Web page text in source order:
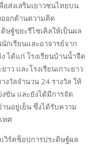
ส่งเสริมเยาวชนไทยบน
ออกด้านความคิด
ษฐ์ขยะรีไซเคิลให้เป็นผล
กเรียนและอาจารย์จาก
ได้แก่ โรงเรียนบ้านน้ำจืด
าว และโรงเรียนเกาะยาว
วัลจำนวน 24 รางวัล ให้
ขัน และยังได้มีการจัด
นอยู่เย็น ซึ่งได้รับความ
ทศ
วิร์คช็อปการประดิษฐ์ผล